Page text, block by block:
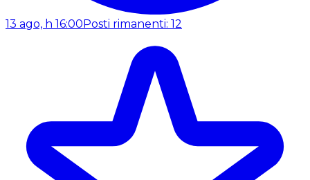
13 ago, h 16:00Posti rimanenti: 12